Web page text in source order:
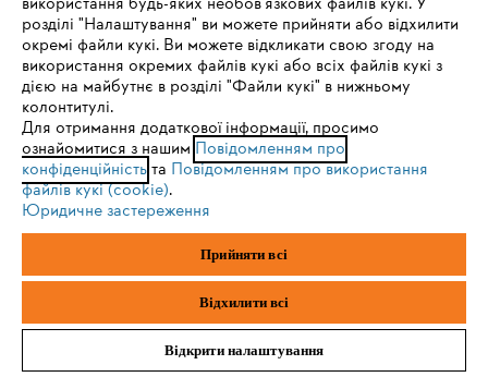
Бензопили / Електропили / Акумуляторні пили
UNTERSTÜTZT
Sie nutzen einen Browser, den wir noch nicht unterstützen. Für
eine optimale Nutzung unserer Seite empfehlen wir Ihnen, zu
einem der folgenden Browser zu wechseln:
Firefox Chrome
розділі "Налаштування" ви можете прийняти або відхилити
окремі файли кукі. Ви можете відкликати свою згоду на
використання окремих файлів кукі або всіх файлів кукі з
дією на майбутнє в розділі "Файли кукі" в нижньому
колонтитулі.
Для отримання додаткової інформації, просимо
ознайомитися з нашим Повідомленням про
конфіденційністьта Повідомленням про використання
файлів кукі (cookie).
Юридичне застереження
Прийняти всі
Відхилити всі
Відкрити налаштування